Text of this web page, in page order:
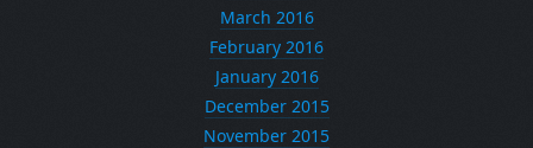
March 2016
February 2016
January 2016
December 2015
November 2015